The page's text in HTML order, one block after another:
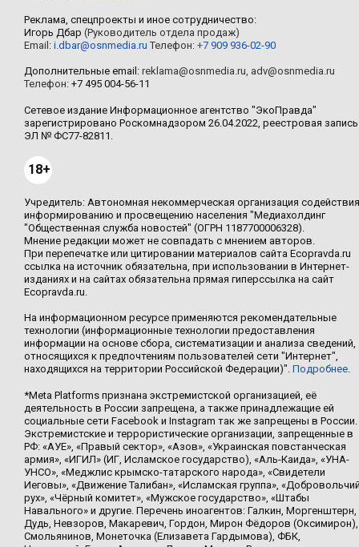
Реклама, спецпроекты и иное сотрудничество:
Игорь Дбар (Руководитель отдела продаж)
Email: i.dbar@osnmedia.ru Телефон: +7 909 936-02-90
Дополнительные email: reklama@osnmedia.ru, adv@osnmedia.ru
Телефон: +7 495 004-56-11
Сетевое издание Информационное агентство "ЭкоПравда"
зарегистрировано Роскомнадзором 26.04.2022, реестровая запись
ЭЛ № ФС77-82811.
18+
Учредитель: Автономная некоммерческая организация содействия
информированию и просвещению населения "Медиахолдинг
"Общественная служба новостей" (ОГРН 1187700006328).
Мнение редакции может не совпадать с мнением авторов.
При перепечатке или цитировании материалов сайта Ecopravda.ru
ссылка на источник обязательна, при использовании в Интернет-
изданиях и на сайтах обязательна прямая гиперссылка на сайт
Ecopravda.ru.
На информационном ресурсе применяются рекомендательные
технологии (информационные технологии предоставления
информации на основе сбора, систематизации и анализа сведений,
относящихся к предпочтениям пользователей сети "Интернет",
находящихся на территории Российской Федерации)". Подробнее.
*Meta Platforms признана экстремистской организацией, её
деятельность в России запрещена, а также принадлежащие ей
социальные сети Facebook и Instagram так же запрещены в России.
Экстремистские и террористические организации, запрещенные в
РФ: «АУЕ», «Правый сектор», «Азов», «Украинская повстанческая
армия», «ИГИЛ» (ИГ, Исламское государство), «Аль-Каида», «УНА-
УНСО», «Меджлис крымско-татарского народа», «Свидетели
Иеговы», «Движение Талибан», «Исламская группа»,
рух», «Чёрный комитет», «Мужское государство», «Штабы
Навального» и другие. Перечень иноагентов: Галкин, Моргенштерн,
Дудь, Невзоров, Макаревич, Гордон, Мирон Фёдоров (Оксимирон),
Смольянинов, Монеточка (Елизавета Гардымова), ФБК,